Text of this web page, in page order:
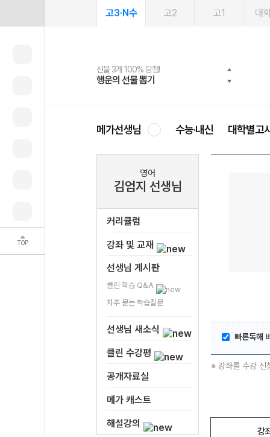
TOP
고3·N수 고2 고1 대
선물 3개 100% 당첨!
행운의 선물 뽑기
선물 100% 증정!
메가스터디 X 올리브
여름방학 스터디 캐시백
메가런 썸머스쿨
2027 러셀 단과
강사 공개선발
스마트러닝앱
설문 EVENT
메가패스
3일 무료 체험권
메가패스 수강생 무료혜택!
메가클럽 멤버십
사회공헌 캠페인
희망이룸 메가나눔
메가선생님 수능·내신 대학별고
영어
김엄지 선생님
커리큘럼
강좌 및 교재
선생님 게시판
클린 학습 Q&A
자주 묻는 학습질문
선생님 새소식
클린 수강평
공개자료실
메가 캐스트
해설강의
빠른독해
※ 강좌를 수강 신
강